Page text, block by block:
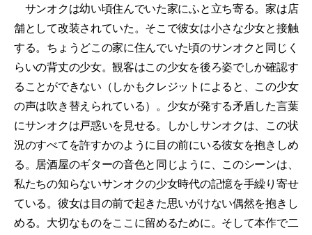
サンオクは幼い頃住んでいた家にふと立ち寄る。家は店
舗として改装されていた。そこで彼女は小さな少女と接触
する。ちょうどこの家に住んでいた頃のサンオクと同じく
らいの背丈の少女。観客はこの少女を後ろ姿でしか確認す
ることができない（しかもクレジットによると、この少女
の声は吹き替えられている）。少女が発する矛盾した言葉
にサンオクは戸惑いを見せる。しかしサンオクは、この状
況のすべてを許すかのように目の前にいる彼女を抱きしめ
る。居酒屋のギターの音色と同じように、このシーンは、
私たちの知らないサンオクの少女時代の記憶を手繰り寄せ
ている。彼女は目の前で起きた思いがけない偶然を抱きし
める。大切なものをここに留めるために。そして本作で二